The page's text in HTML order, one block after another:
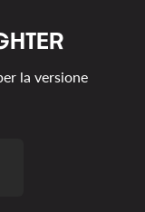
HTER
la versione